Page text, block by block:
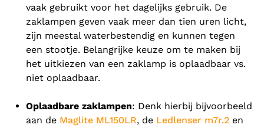
vaak gebruikt voor het dagelijks gebruik. De
zaklampen geven vaak meer dan tien uren licht,
zijn meestal waterbestendig en kunnen tegen
een stootje. Belangrijke keuze om te maken bij
het uitkiezen van een zaklamp is oplaadbaar vs.
niet oplaadbaar.
Oplaadbare zaklampen: Denk hierbij bijvoorbeeld
aan de Maglite ML150LR, de Ledlenser m7r.2 en